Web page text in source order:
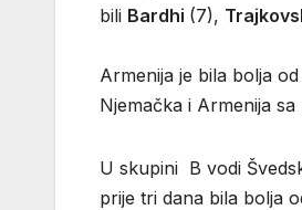
bili Bardhi (7),
Armenija je bila bolja
Njemačka i Armenija
U skupini B vodi
prije tri dana bila bolja